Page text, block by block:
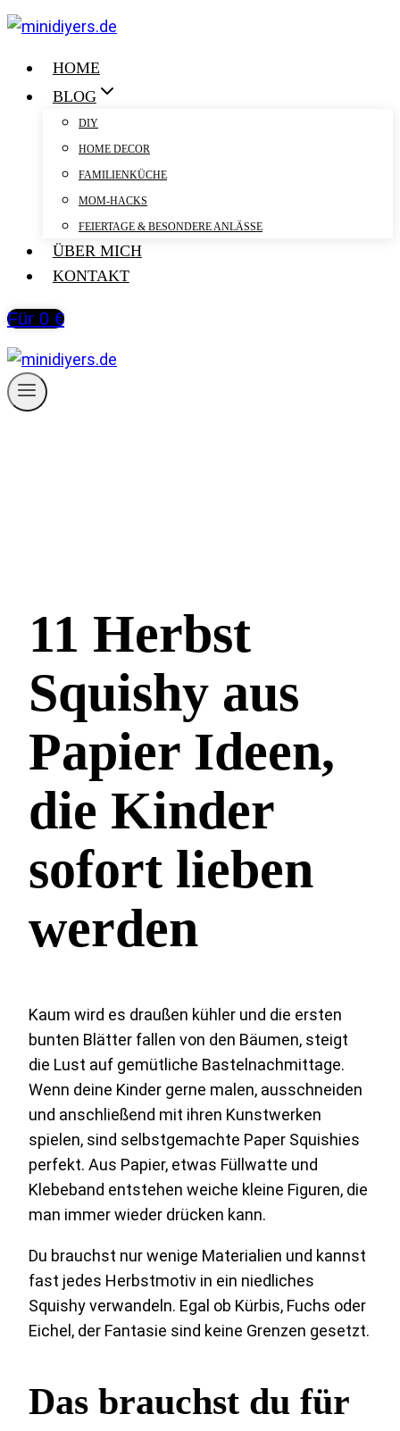
Zum
springenHOME
BLOG
DIY
HOME DECOR
FAMILIENKÜCHE
MOM-HACKS
FEIERTAGE & BESONDERE ANLÄSSE
ÜBER MICH
KONTAKT
Für 0 €
11 Herbst
Squishy aus
Papier Ideen,
die Kinder
sofort lieben
werden
Kaum wird es draußen kühler und die ersten
bunten Blätter fallen von den Bäumen, steigt
die Lust auf gemütliche Bastelnachmittage.
Wenn deine Kinder gerne malen, ausschneiden
und anschließend mit ihren Kunstwerken
spielen, sind selbstgemachte Paper Squishies
perfekt. Aus Papier, etwas Füllwatte und
Klebeband entstehen weiche kleine Figuren, die
man immer wieder drücken kann.
Du brauchst nur wenige Materialien und kannst
fast jedes Herbstmotiv in ein niedliches
Squishy verwandeln. Egal ob Kürbis, Fuchs oder
Eichel, der Fantasie sind keine Grenzen gesetzt.
Das brauchst du für